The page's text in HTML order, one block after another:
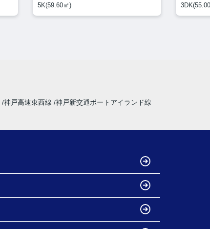
5K(59.60㎡)
神戸高速東西線 神戸新交通ポートアイランド線